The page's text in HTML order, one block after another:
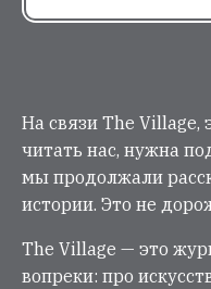
На связи The
читать нас, нужна
мы продолжали
истории. Это не
The Village — это
вопреки: про